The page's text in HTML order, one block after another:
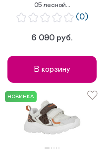
05 лесной...
(0)
6 090 руб.
В корзину
НОВИНКА